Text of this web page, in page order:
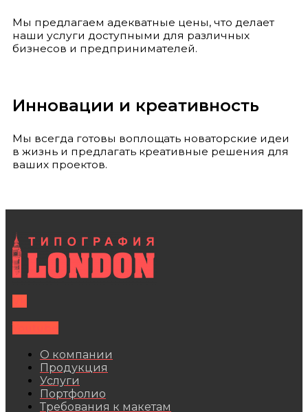
Мы предлагаем адекватные цены, что делает
наши услуги доступными для различных
бизнесов и предпринимателей.
Инновации и креативность
Мы всегда готовы воплощать новаторские идеи
в жизнь и предлагать креативные решения для
ваших проектов.
О компании
Продукция
Услуги
Портфолио
Требования к макетам